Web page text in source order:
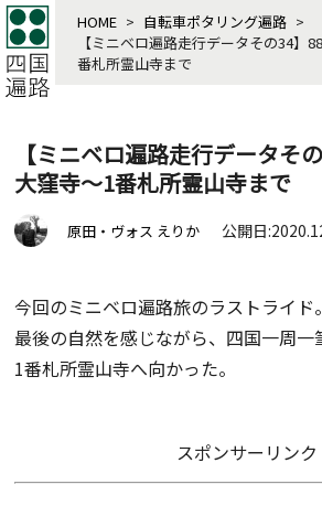
HOME > 自転車ポタリング遍路 >
【ミニベロ遍路走行データその34】
番札所霊山寺まで
【ミニベロ遍路走行データそ
大窪寺～1番札所霊山寺まで
原田・ヴォス えりか 公開日
今回のミニベロ遍路旅のラストライド
最後の自然を感じながら、四国一周一
1番札所霊山寺へ向かった。
スポンサーリンク